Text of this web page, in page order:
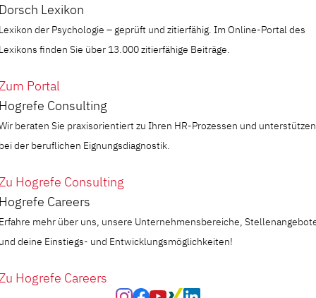
Lexikon
der Psychologie – geprüft und zitierfähig. Im Online-Portal des
finden Sie über 13.000 zitierfähige Beiträge.
Portal
Consulting
beraten Sie praxisorientiert zu Ihren HR-Prozessen und unterstützen
der beruflichen Eignungsdiagnostik.
Hogrefe Consulting
Careers
mehr über uns, unsere Unternehmensbereiche,
deine Einstiegs- und Entwicklungsmöglichkeiten!
Hogrefe Careers